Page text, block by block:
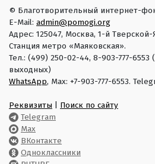
© Благотворительный интернет-
E-Mail: admin@pomogi.org
Адрес: 125047, Москва, 1-й
Станция метро «Маяковская».
Тел.: (499) 250-02-44, 8-903-777-6553
выходных)
WhatsApp, Max: +7-903-777-6553.
Реквизиты
Поиск по сайту
Telegram
Max
ВКонтакте
Одноклассники